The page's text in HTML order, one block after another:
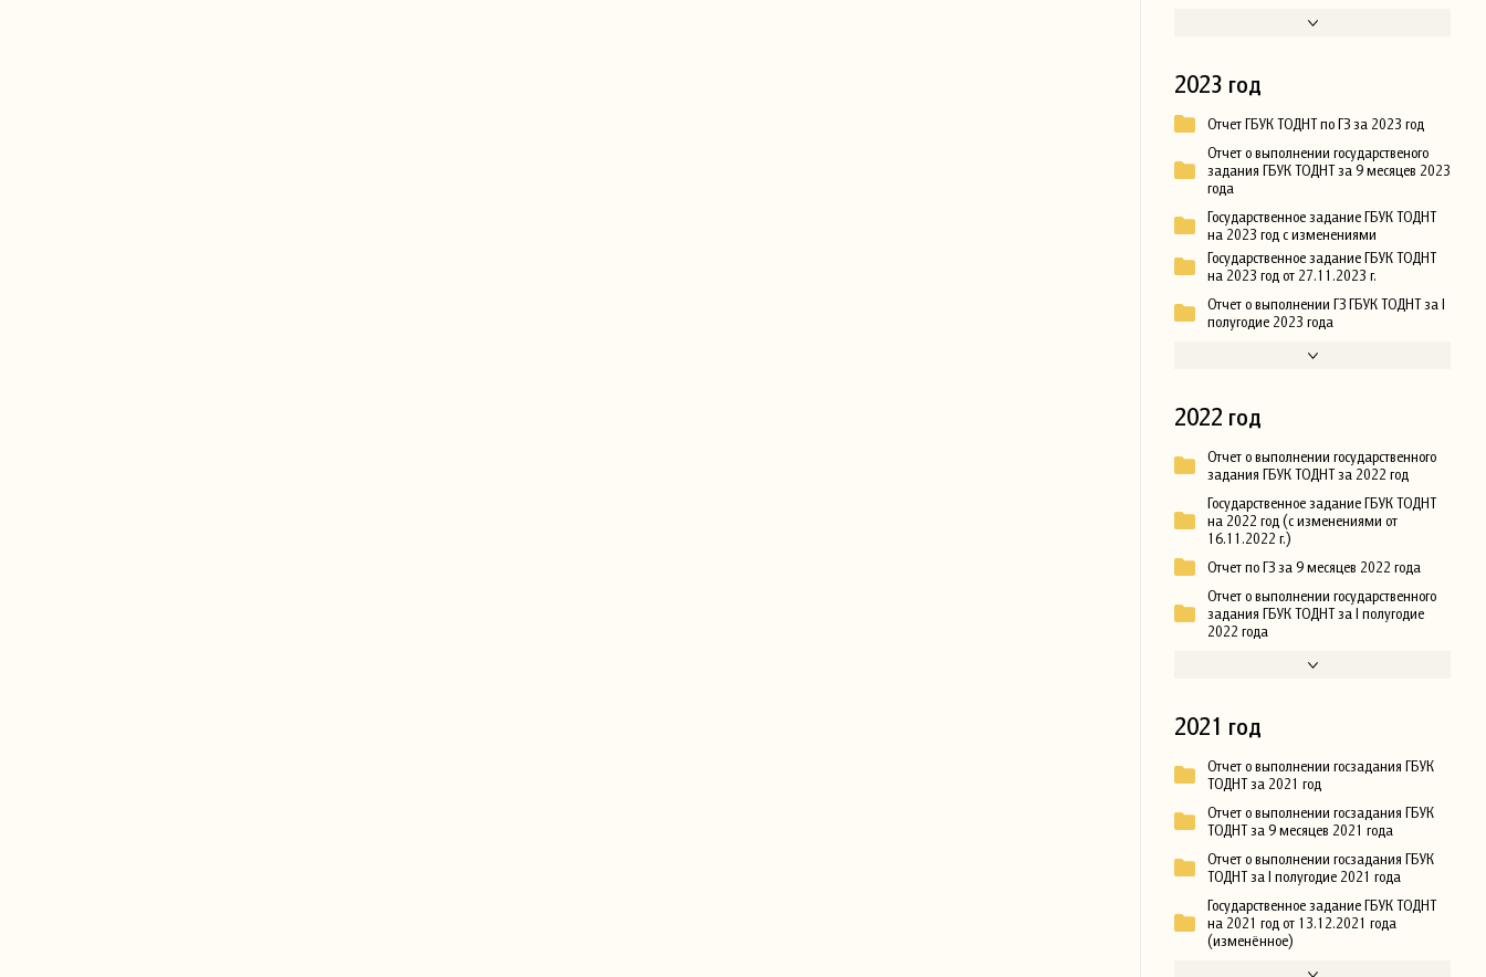
2023 год
Отчет ГБУК ТОДНТ по ГЗ за 2023 год
Отчет о выполнении государственого
задания ГБУК ТОДНТ за 9 месяцев 2023
года
Государственное задание ГБУК ТОДНТ
на 2023 год с изменениями
Государственное задание ГБУК ТОДНТ
на 2023 год от 27.11.2023 г.
Отчет о выполнении ГЗ ГБУК ТОДНТ за I
полугодие 2023 года
2022 год
Отчет о выполнении государственного
задания ГБУК ТОДНТ за 2022 год
Государственное задание ГБУК ТОДНТ
на 2022 год (с изменениями от
16.11.2022 г.)
Отчет по ГЗ за 9 месяцев 2022 года
Отчет о выполнении государственного
задания ГБУК ТОДНТ за I полугодие
2022 года
2021 год
Отчет о выполнении госзадания ГБУК
ТОДНТ за 2021 год
Отчет о выполнении госзадания ГБУК
ТОДНТ за 9 месяцев 2021 года
Отчет о выполнении госзадания ГБУК
ТОДНТ за I полугодие 2021 года
Государственное задание ГБУК ТОДНТ
на 2021 год от 13.12.2021 года
(изменённое)